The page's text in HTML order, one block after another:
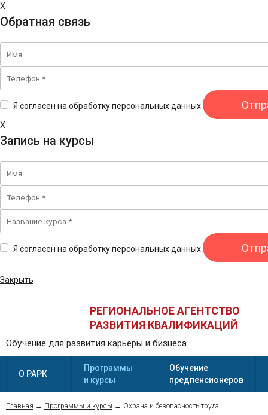
X
Обратная связь
Я согласен на обработку персональных данных
X
Запись на курсы
Я согласен на обработку персональных данных
Закрыть
РЕГИОНАЛЬНОЕ АГЕНТСТВО
РАЗВИТИЯ КВАЛИФИКАЦИЙ
Обучение для развития карьеры и бизнеса
О РАРК
Программы
и курсы
Обучение
предпенсионеров
Главная → Программы и курсы → Охрана и безопасность труда